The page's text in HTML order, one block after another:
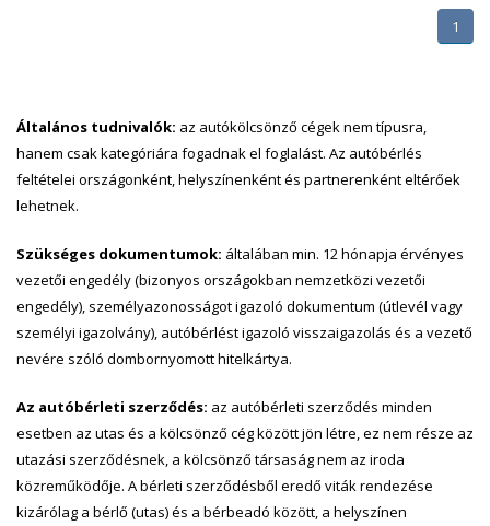
1
Általános tudnivalók: az autókölcsönző cégek nem típusra,
hanem csak kategóriára fogadnak el foglalást. Az autóbérlés
feltételei országonként, helyszínenként és partnerenként eltérőek
lehetnek.
Szükséges dokumentumok: általában min. 12 hónapja érvényes
vezetői engedély (bizonyos országokban nemzetközi vezetői
engedély), személyazonosságot igazoló dokumentum (útlevél vagy
személyi igazolvány), autóbérlést igazoló visszaigazolás és a vezető
nevére szóló dombornyomott hitelkártya.
Az autóbérleti szerződés: az autóbérleti szerződés minden
esetben az utas és a kölcsönző cég között jön létre, ez nem része az
utazási szerződésnek, a kölcsönző társaság nem az iroda
közreműködője. A bérleti szerződésből eredő viták rendezése
kizárólag a bérlő (utas) és a bérbeadó között, a helyszínen